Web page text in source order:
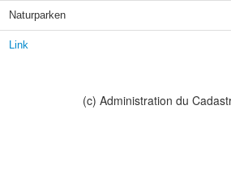
Naturparken
Link
(c) Administration du